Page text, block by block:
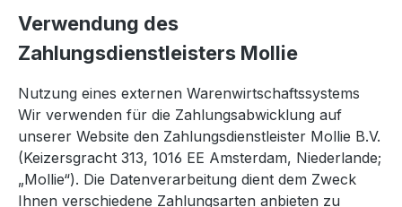
Verwendung des
Zahlungsdienstleisters Mollie
Nutzung eines externen Warenwirtschaftssystems
Wir verwenden für die Zahlungsabwicklung auf
unserer Website den Zahlungsdienstleister Mollie B.V.
(Keizersgracht 313, 1016 EE Amsterdam, Niederlande;
„Mollie“). Die Datenverarbeitung dient dem Zweck
Ihnen verschiedene Zahlungsarten anbieten zu